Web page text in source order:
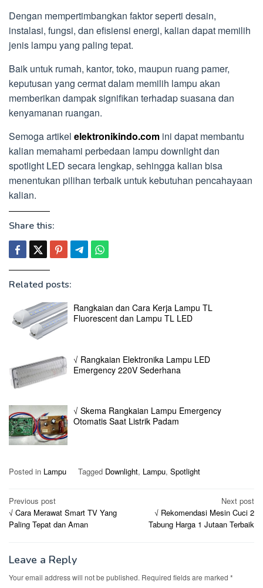
Dengan mempertimbangkan faktor seperti desain,
instalasi, fungsi, dan efisiensi energi, kalian dapat memilih
jenis lampu yang paling tepat.
Baik untuk rumah, kantor, toko, maupun ruang pamer,
keputusan yang cermat dalam memilih lampu akan
memberikan dampak signifikan terhadap suasana dan
kenyamanan ruangan.
Semoga artikel elektronikindo.com ini dapat membantu
kalian memahami perbedaan lampu downlight dan
spotlight LED secara lengkap, sehingga kalian bisa
menentukan pilihan terbaik untuk kebutuhan pencahayaan
kalian.
Share this:
Related posts:
Rangkaian dan Cara Kerja Lampu TL
Fluorescent dan Lampu TL LED
√ Rangkaian Elektronika Lampu LED
Emergency 220V Sederhana
√ Skema Rangkaian Lampu Emergency
Otomatis Saat Listrik Padam
Posted in Lampu Tagged Downlight, Lampu, Spotlight
Post
navigation
Previous post
√ Cara Merawat Smart TV Yang
Paling Tepat dan Aman
Next post
√ Rekomendasi Mesin Cuci 2
Tabung Harga 1 Jutaan Terbaik
Leave a Reply
Your email address will not be published. Required fields are marked *